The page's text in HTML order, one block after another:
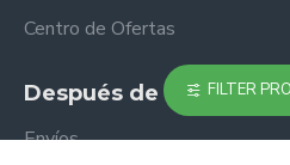
Centro de Ofertas
Después de Comprar
Envíos
FILTER